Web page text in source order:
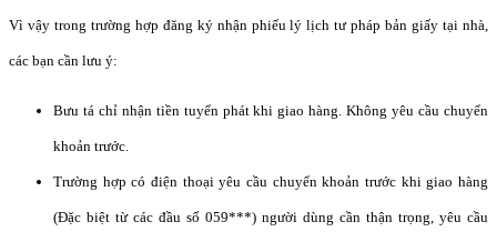
Vì vậy trong trường hợp đăng ký nhận phiếu lý lịch tư pháp bản giấy tại nhà,
các bạn cần lưu ý:
Bưu tá chỉ nhận tiền tuyển phát khi giao hàng. Không yêu cầu chuyển
khoản trước.
Trường hợp có điện thoại yêu cầu chuyển khoản trước khi giao hàng
(Đặc biệt từ các đầu số 059***) người dùng cần thận trọng, yêu cầu